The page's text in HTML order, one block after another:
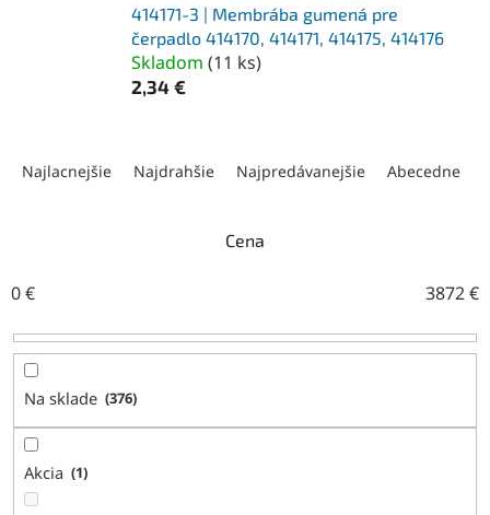
414171-3 | Membrába gumená pre
čerpadlo 414170, 414171, 414175, 414176
Skladom (11 ks)
2,34 €
e
r
o
k
Najlacnejšie Najdrahšie Najpredávanejšie Abecedne
Cena
0€ 3872€
Na sklade 376
Akcia 1